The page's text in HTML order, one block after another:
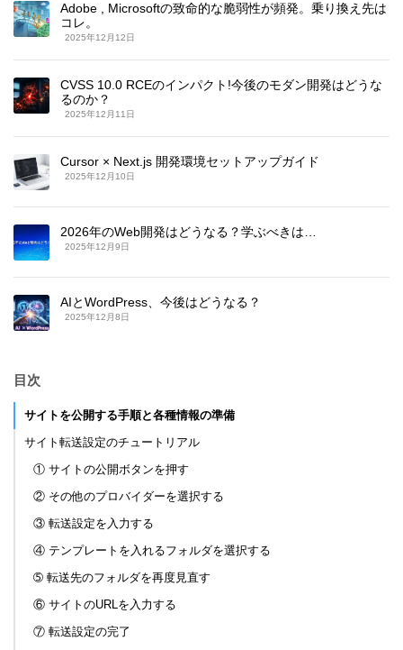
Adobe , Microsoftの致命的な脆弱性が頻発。乗り換え先は
コレ。
2025年12月12日
CVSS 10.0 RCEのインパクト!今後のモダン開発はどうな
るのか？
2025年12月11日
Cursor × Next.js 開発環境セットアップガイド
2025年12月10日
2026年のWeb開発はどうなる？学ぶべきは…
2025年12月9日
AIとWordPress、今後はどうなる？
2025年12月8日
目次
サイトを公開する手順と各種情報の準備
サイト転送設定のチュートリアル
① サイトの公開ボタンを押す
② その他のプロバイダーを選択する
③ 転送設定を入力する
④ テンプレートを入れるフォルダを選択する
➄ 転送先のフォルダを再度見直す
⑥ サイトのURLを入力する
⑦ 転送設定の完了